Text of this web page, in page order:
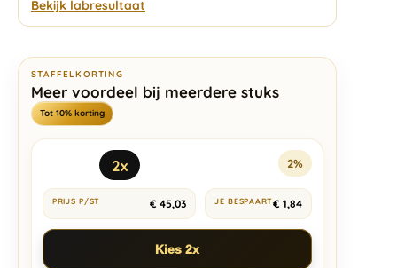
Bekijk labresultaat
STAFFELKORTING
Meer voordeel bij meerdere stuks
Tot 10% korting
2x 2%
€ 45,03 € 1,84
Kies 2x